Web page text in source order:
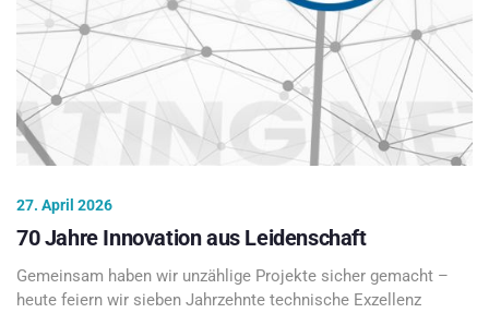
27. April 2026
70 Jahre Innovation aus Leidenschaft
Gemeinsam haben wir unzählige Projekte sicher gemacht –
heute feiern wir sieben Jahrzehnte technische Exzellenz